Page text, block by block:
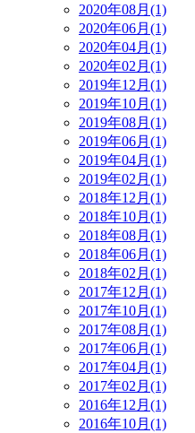
2020年08月(1)
2020年06月(1)
2020年04月(1)
2020年02月(1)
2019年12月(1)
2019年10月(1)
2019年08月(1)
2019年06月(1)
2019年04月(1)
2019年02月(1)
2018年12月(1)
2018年10月(1)
2018年08月(1)
2018年06月(1)
2018年02月(1)
2017年12月(1)
2017年10月(1)
2017年08月(1)
2017年06月(1)
2017年04月(1)
2017年02月(1)
2016年12月(1)
2016年10月(1)